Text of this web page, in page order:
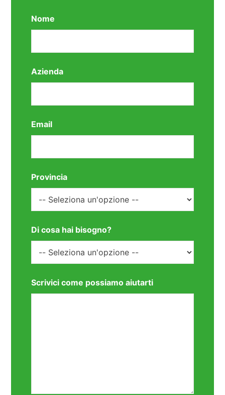
Nome
Azienda
Email
Provincia
Di cosa hai bisogno?
Scrivici come possiamo aiutarti